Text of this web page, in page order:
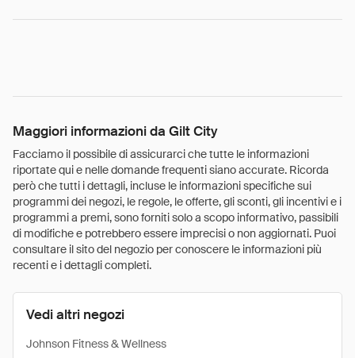
Maggiori informazioni da Gilt City
Facciamo il possibile di assicurarci che tutte le informazioni
riportate qui e nelle domande frequenti siano accurate. Ricorda
però che tutti i dettagli, incluse le informazioni specifiche sui
programmi dei negozi, le regole, le offerte, gli sconti, gli incentivi e i
programmi a premi, sono forniti solo a scopo informativo, passibili
di modifiche e potrebbero essere imprecisi o non aggiornati. Puoi
consultare il sito del negozio per conoscere le informazioni più
recenti e i dettagli completi.
Vedi altri negozi
Johnson Fitness & Wellness